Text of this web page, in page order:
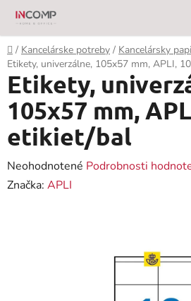
Prejsť
obsah
Domov
/ Kancelárske potreby / Kancelársky
Etikety, univerzálne, 105x57 mm, APLI,
Etikety,
105x57 mm,
etikiet/bal
Priemerné
hodnotenie
Neohodnotené Podrobnosti
Značka: APLI